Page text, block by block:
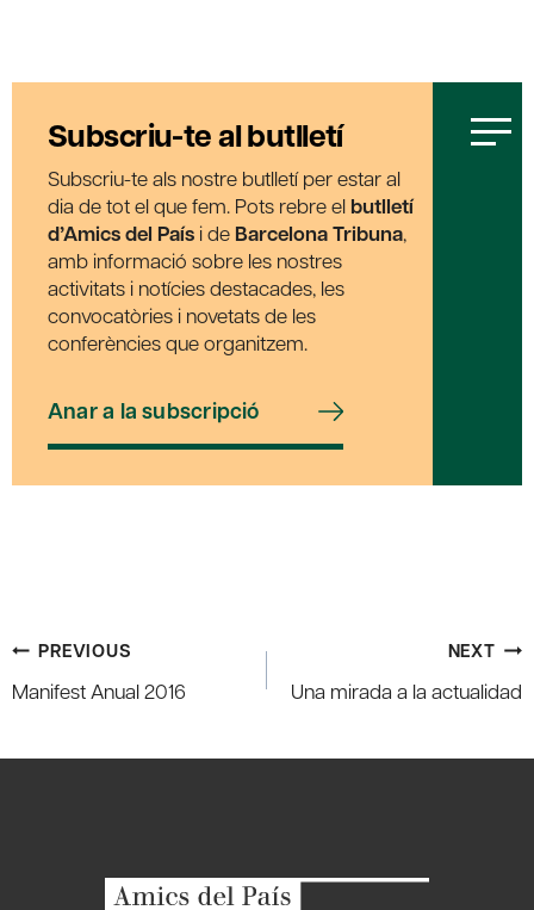
Subscriu-te al butlletí
Subscriu-te als nostre butlletí per estar al
dia de tot el que fem. Pots rebre el butlletí
d’Amics del País i de Barcelona Tribuna,
amb informació sobre les nostres
activitats i notícies destacades, les
convocatòries i novetats de les
conferències que organitzem.
Anar a la subscripció
Post
navigation
PREVIOUS
Manifest Anual 2016
NEXT
Una mirada a la actualidad